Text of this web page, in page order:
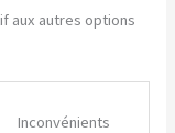
aux autres options
Inconvénients